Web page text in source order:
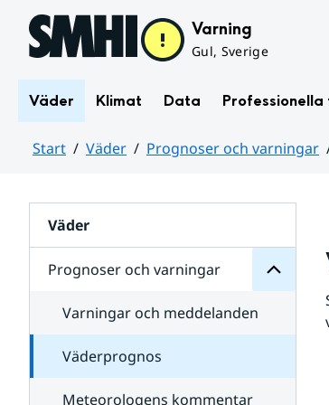
Hoppa till sidans innehåll Varning
Gul, Sverige
Väder Klimat Data
Start Väder Prognoser och varningar
Väder
Prognoser och varningar
för
varningar
Varningar och meddelanden
Väderprognos
Meteorologens kommentar